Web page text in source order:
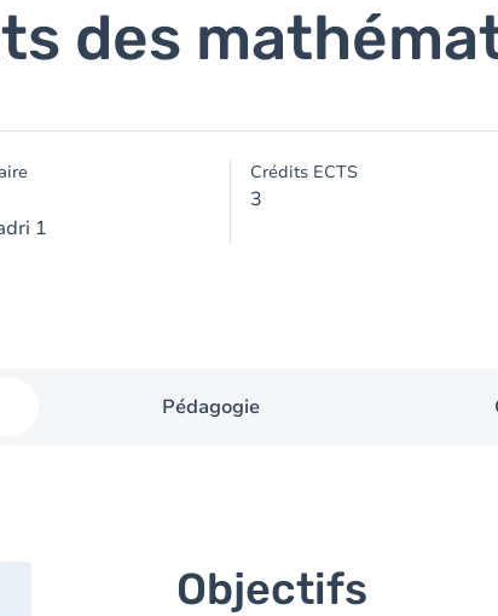
des
1
Crédits ECTS
3
Pédagogie
Objectifs